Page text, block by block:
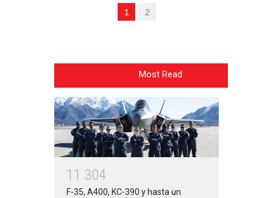
1 2
Most Read
1 1 304
F-35, A400, KC-390 y hasta un